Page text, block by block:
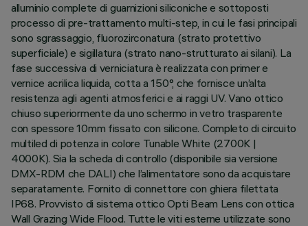
alluminio complete di guarnizioni siliconiche e sottoposti
processo di pre-trattamento multi-step, in cui le fasi principali
sono sgrassaggio, fluorozirconatura (strato protettivo
superficiale) e sigillatura (strato nano-strutturato ai silani). La
fase successiva di verniciatura è realizzata con primer e
vernice acrilica liquida, cotta a 150°, che fornisce un’alta
resistenza agli agenti atmosferici e ai raggi UV. Vano ottico
chiuso superiormente da uno schermo in vetro trasparente
con spessore 10mm fissato con silicone. Completo di circuito
multiled di potenza in colore Tunable White (2700K |
4000K). Sia la scheda di controllo (disponibile sia versione
DMX-RDM che DALI) che l’alimentatore sono da acquistare
separatamente. Fornito di connettore con ghiera filettata
IP68. Provvisto di sistema ottico Opti Beam Lens con ottica
Wall Grazing Wide Flood. Tutte le viti esterne utilizzate sono